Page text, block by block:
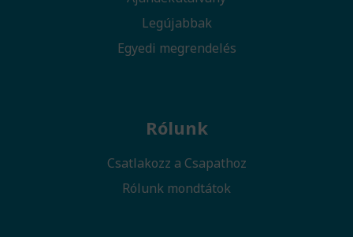
Legújabbak
Egyedi megrendelés
Rólunk
Csatlakozz a Csapathoz
Rólunk mondtátok